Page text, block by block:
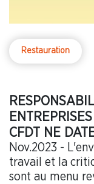
Restauration
CFDT NE
Nov.2023 -
travail et la
sont au menu